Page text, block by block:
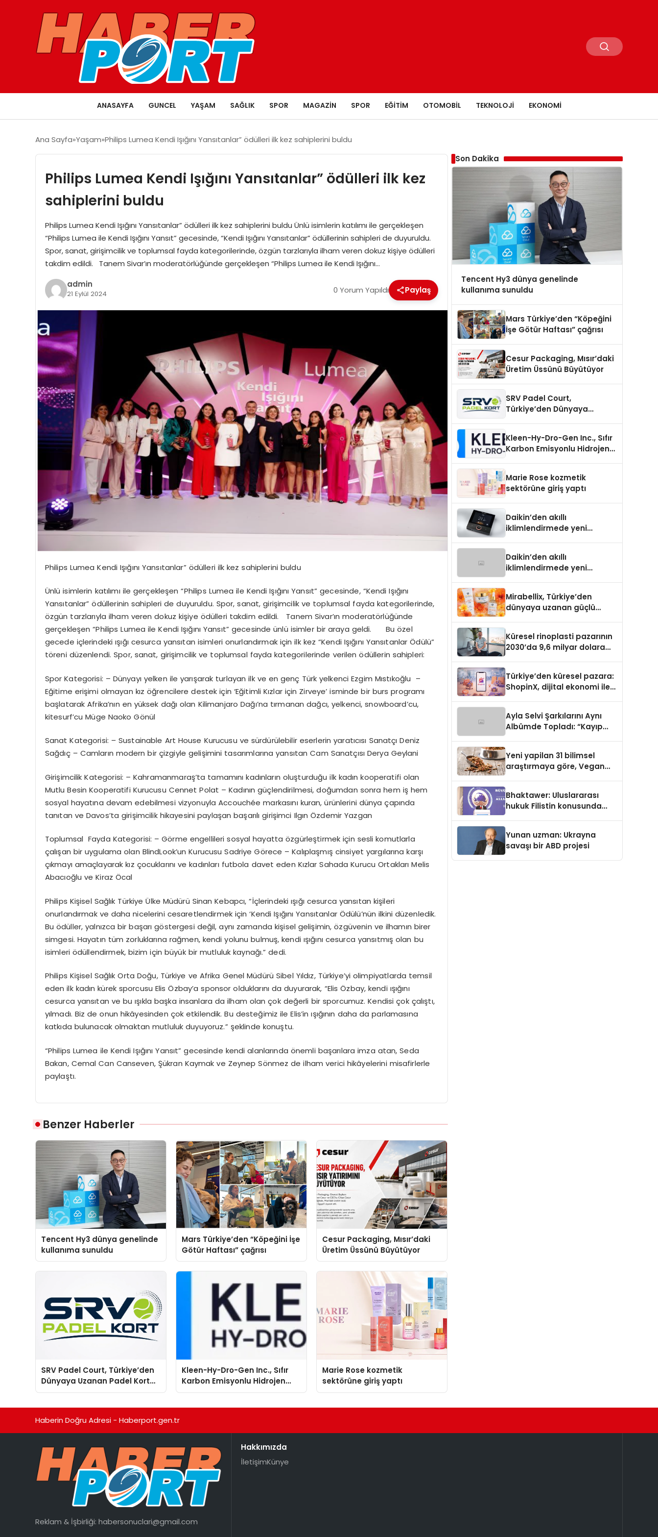
ANASAYFA GUNCEL YAŞAM SAĞLIK SPOR MAGAZIN SPOR EĞITIM OTOMOBIL TEKNOLOJI EKONOMI
Ana Sayfa Yaşam Philips Lumea Kendi Işığını Yansıtanlar” ödülleri ilk kez sahiplerini buldu
Philips Lumea Kendi Işığını Yansıtanlar” ödülleri ilk kez
sahiplerini buldu
Philips Lumea Kendi Işığını Yansıtanlar” ödülleri ilk kez sahiplerini buldu Ünlü isimlerin katılımı ile gerçekleşen
“Philips Lumea ile Kendi Işığını Yansıt” gecesinde, “Kendi Işığını Yansıtanlar” ödüllerinin sahipleri de duyuruldu.
Spor, sanat, girişimcilik ve toplumsal fayda kategorilerinde, özgün tarzlarıyla ilham veren dokuz kişiye ödülleri
takdim edildi. Tanem Sivar’ın moderatörlüğünde gerçekleşen “Philips Lumea ile Kendi Işığını…
admin
21 Eylül 2024 0 Yorum Yapıldı Paylaş
Philips Lumea Kendi Işığını Yansıtanlar” ödülleri ilk kez sahiplerini buldu
Ünlü isimlerin katılımı ile gerçekleşen “Philips Lumea ile Kendi Işığını Yansıt” gecesinde, “Kendi Işığını
Yansıtanlar” ödüllerinin sahipleri de duyuruldu. Spor, sanat, girişimcilik ve toplumsal fayda kategorilerinde,
özgün tarzlarıyla ilham veren dokuz kişiye ödülleri takdim edildi. Tanem Sivar’ın moderatörlüğünde
gerçekleşen “Philips Lumea ile Kendi Işığını Yansıt” gecesinde ünlü isimler bir araya geldi. Bu özel
gecede içlerindeki ışığı cesurca yansıtan isimleri onurlandırmak için ilk kez “Kendi Işığını Yansıtanlar Ödülü”
töreni düzenlendi. Spor, sanat, girişimcilik ve toplumsal fayda kategorilerinde verilen ödüllerin sahipleri:
Spor Kategorisi: – Dünyayı yelken ile yarışarak turlayan ilk ve en genç Türk yelkenci Ezgim Mıstıkoğlu –
Eğitime erişimi olmayan kız öğrencilere destek için ‘Eğitimli Kızlar için Zirveye’ isminde bir burs programı
başlatarak Afrika’nın en yüksek dağı olan Kilimanjaro Dağı’na tırmanan dağcı, yelkenci, snowboard’cu,
kitesurf’cu Müge Naoko Gönül
Sanat Kategorisi: – Sustainable Art House Kurucusu ve sürdürülebilir eserlerin yaratıcısı Sanatçı Deniz
Sağdıç – Camların modern bir çizgiyle gelişimini tasarımlarına yansıtan Cam Sanatçısı Derya Geylani
Girişimcilik Kategorisi: – Kahramanmaraş’ta tamamını kadınların oluşturduğu ilk kadın kooperatifi olan
Mutlu Besin Kooperatifi Kurucusu Cennet Polat – Kadının güçlendirilmesi, doğumdan sonra hem iş hem
sosyal hayatına devam edebilmesi vizyonuyla Accouchée markasını kuran, ürünlerini dünya çapında
tanıtan ve Davos’ta girişimcilik hikayesini paylaşan başarılı girişimci Ilgın Özdemir Yazgan
Toplumsal Fayda Kategorisi: – Görme engellileri sosyal hayatta özgürleştirmek için sesli komutlarla
çalışan bir uygulama olan BlindLook’un Kurucusu Sadriye Görece – Kalıplaşmış cinsiyet yargılarına karşı
çıkmayı amaçlayarak kız çocuklarını ve kadınları futbola davet eden Kızlar Sahada Kurucu Ortakları Melis
Abacıoğlu ve Kiraz Öcal
Philips Kişisel Sağlık Türkiye Ülke Müdürü Sinan Kebapcı, “İçlerindeki ışığı cesurca yansıtan kişileri
onurlandırmak ve daha nicelerini cesaretlendirmek için ‘Kendi Işığını Yansıtanlar Ödülü’nün ilkini düzenledik.
Bu ödüller, yalnızca bir başarı göstergesi değil, aynı zamanda kişisel gelişimin, özgüvenin ve ilhamın birer
simgesi. Hayatın tüm zorluklarına rağmen, kendi yolunu bulmuş, kendi ışığını cesurca yansıtmış olan bu
isimleri ödüllendirmek, bizim için büyük bir mutluluk kaynağı.” dedi.
Philips Kişisel Sağlık Orta Doğu, Türkiye ve Afrika Genel Müdürü Sibel Yıldız, Türkiye’yi olimpiyatlarda temsil
eden ilk kadın kürek sporcusu Elis Özbay’a sponsor olduklarını da duyurarak, “Elis Özbay, kendi ışığını
cesurca yansıtan ve bu ışıkla başka insanlara da ilham olan çok değerli bir sporcumuz. Kendisi çok çalıştı,
yılmadı. Biz de onun hikâyesinden çok etkilendik. Bu desteğimiz ile Elis’in ışığının daha da parlamasına
katkıda bulunacak olmaktan mutluluk duyuyoruz.” şeklinde konuştu.
“Philips Lumea ile Kendi Işığını Yansıt” gecesinde kendi alanlarında önemli başarılara imza atan, Seda
Bakan, Cemal Can Canseven, Şükran Kaymak ve Zeynep Sönmez de ilham verici hikâyelerini misafirlerle
paylaştı.
Benzer Haberler
Tencent Hy3 dünya genelinde
kullanıma sunuldu
Mars Türkiye’den “Köpeğini İşe
Götür Haftası” çağrısı
Cesur Packaging, Mısır’daki
Üretim Üssünü Büyütüyor
SRV Padel Court, Türkiye’den
Dünyaya Uzanan Padel Kort
Üretiminde Güvenin Adresi
Kleen-Hy-Dro-Gen Inc., Sıfır
Karbon Emisyonlu Hidrojen
Isıtma Teknolojisinde ISO ve
Marie Rose kozmetik
sektörüne giriş yaptı
Son Dakika
Tencent Hy3 dünya genelinde
kullanıma sunuldu
Mars Türkiye’den “Köpeğini
İşe Götür Haftası” çağrısı
Cesur Packaging, Mısır’daki
Üretim Üssünü Büyütüyor
SRV Padel Court,
Türkiye’den Dünyaya
Kleen-Hy-Dro-Gen Inc., Sıfır
Karbon Emisyonlu Hidrojen
Aldı
Marie Rose kozmetik
sektörüne giriş yaptı
Daikin’den akıllı
iklimlendirmede yeni
Daikin’den akıllı
iklimlendirmede yeni
Mirabellix, Türkiye’den
dünyaya uzanan güçlü
Küresel rinoplasti pazarının
2030’da 9,6 milyar dolara
Türkiye’den küresel pazara:
ShopinX, dijital ekonomi ile
Ayla Selvi Şarkılarını Aynı
Albümde Topladı: “Kayıp
Yeni yapilan 31 bilimsel
araştırmaya göre, Vegan
Sindirildiğini Ortaya Koydu
Bhaktawer: Uluslararası
hukuk Filistin konusunda
Yunan uzman: Ukrayna
savaşı bir ABD projesi
Haberin Doğru Adresi - Haberport.gen.tr
Reklam & İşbirliği: habersonuclari@gmail.com
Hakkımızda
İletişimKünye